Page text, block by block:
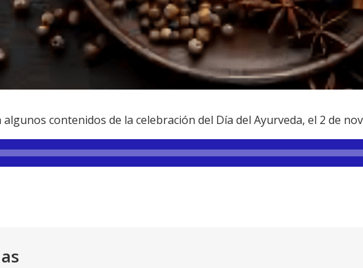
contenidos de la celebración del Día del Ayurveda, el 2 de